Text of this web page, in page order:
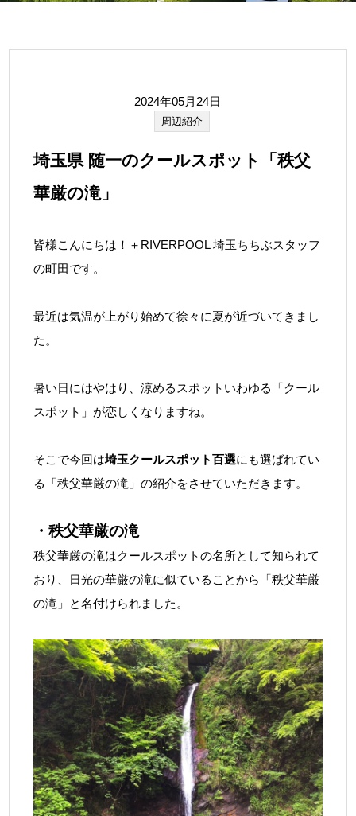
2024年05月24日
周辺紹介
埼玉県 随一のクールスポット「秩父
華厳の滝」
皆様こんにちは！＋RIVERPOOL 埼玉ちちぶスタッフ
の町田です。
最近は気温が上がり始めて徐々に夏が近づいてきまし
た。
暑い日にはやはり、涼めるスポットいわゆる「クール
スポット」が恋しくなりますね。
そこで今回は埼玉クールスポット百選にも選ばれてい
る「秩父華厳の滝」の紹介をさせていただきます。
・秩父華厳の滝
秩父華厳の滝はクールスポットの名所として知られて
おり、日光の華厳の滝に似ていることから「秩父華厳
の滝」と名付けられました。